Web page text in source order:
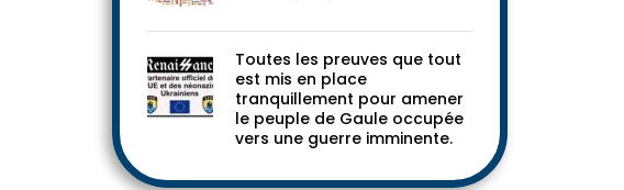
Toutes les preuves que tout
est mis en place
tranquillement pour amener
le peuple de Gaule occupée
vers une guerre imminente.